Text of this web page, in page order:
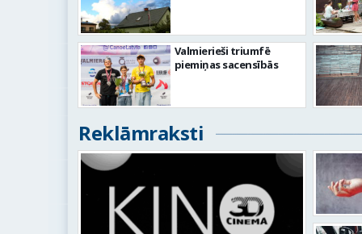
Valmierieši triumfē
piemiņas sacensībās
Reklāmraksti